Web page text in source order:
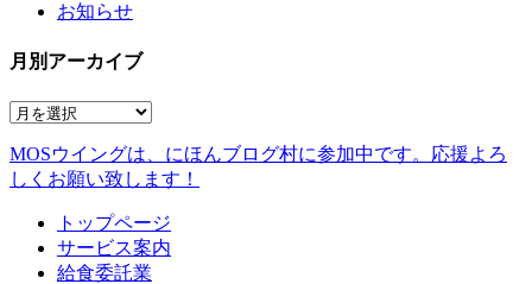
お知らせ
月別アーカイブ
MOSウイングは、にほんブログ村に参加中です。 応援よろ
しくお願い致します！
トップページ
サービス案内
給食委託業